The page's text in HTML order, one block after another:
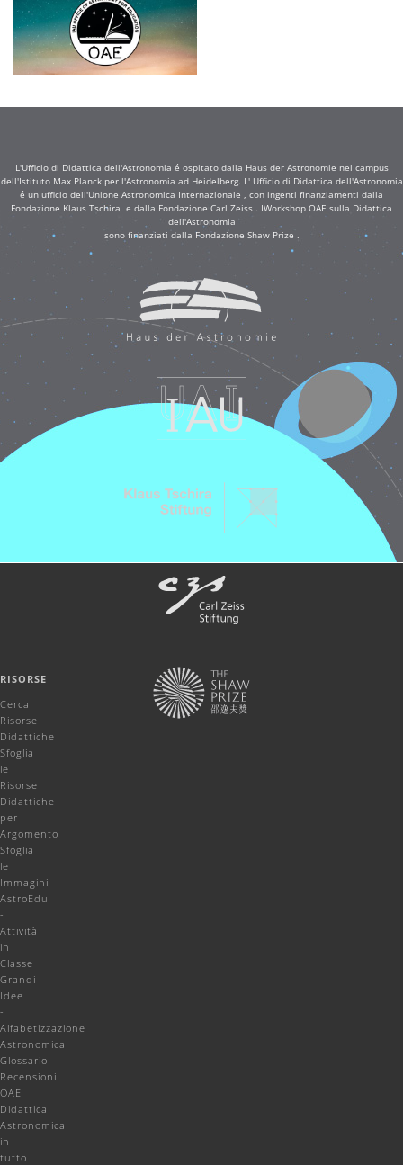
L'Ufficio di Didattica dell'Astronomia é ospitato dalla Haus der Astronomie nel campus
dell'Istituto Max Planck per l'Astronomia ad Heidelberg. L' Ufficio di Didattica dell'Astronomia
é un ufficio dell'Unione Astronomica Internazionale , con ingenti finanziamenti dalla
Fondazione Klaus Tschira e dalla Fondazione Carl Zeiss . IWorkshop OAE sulla Didattica
dell'Astronomia
sono finanziati dalla Fondazione Shaw Prize .
RISORSE
Cerca
Risorse
Didattiche
Sfoglia
le
Risorse
Didattiche
per
Argomento
Sfoglia
le
Immagini
AstroEdu
-
Attività
in
Classe
Grandi
Idee
-
Alfabetizzazione
Astronomica
Glossario
Recensioni
OAE
Didattica
Astronomica
in
tutto